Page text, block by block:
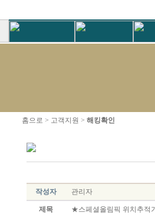
홈으로 > 고객지원 > 해킹확인
작성자 관리자
제목 ★스페셜올림픽 위치추적